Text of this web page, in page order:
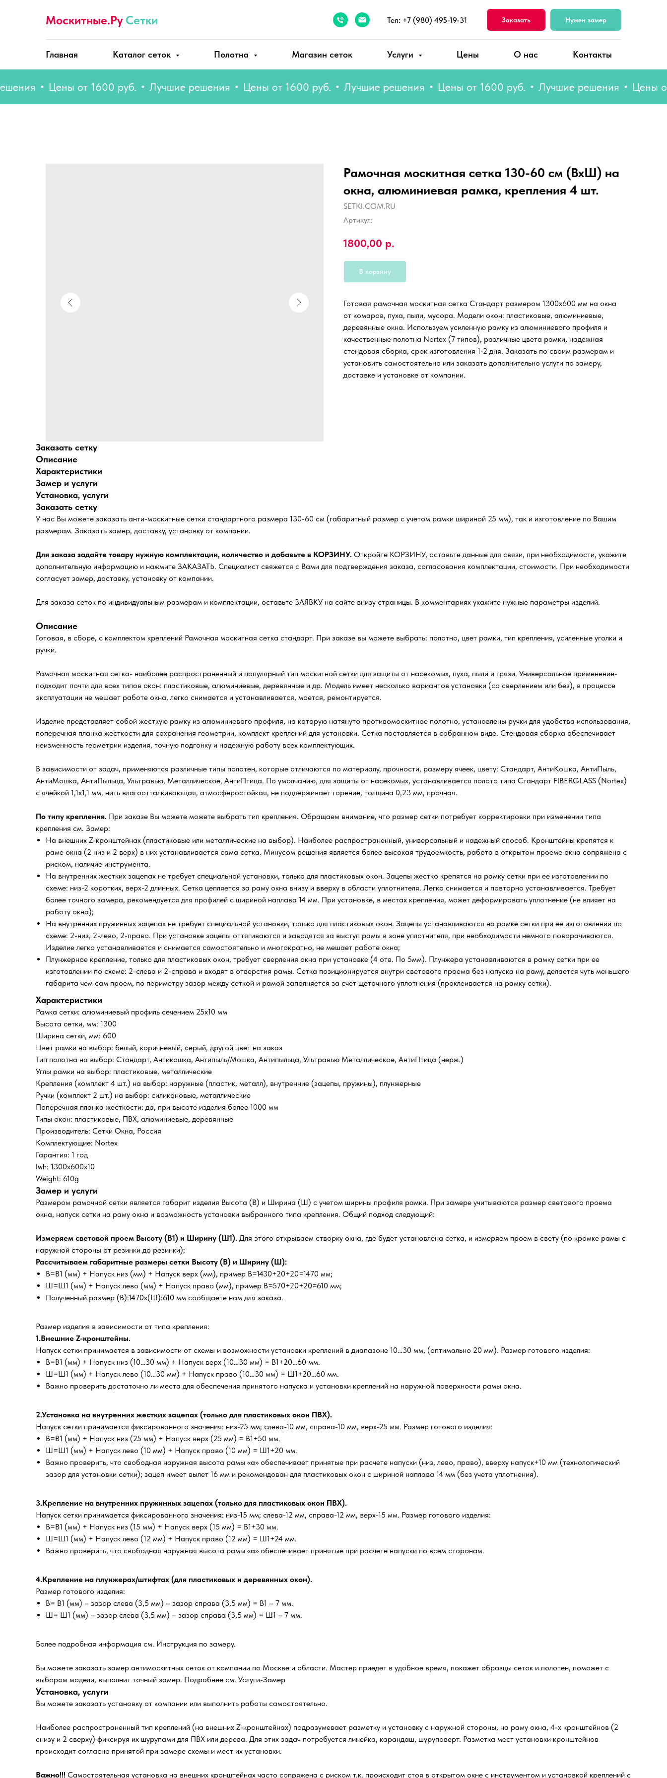
Москитные.Ру Сетки Тел: +7 (980) 495-19-31 Заказать Нужен замер
Главная Каталог сеток Полотна Магазин сеток Услуги Цены О нас Контакты
Цены от 1600 руб. Лучшие решения Цены от 1600 руб. Лучшие решения Цены от 1600 руб. Лучшие решения Цены от
Рамочная москитная сетка 130-60 см (ВхШ) на
окна, алюминиевая рамка, крепления 4 шт.
SETKI.COM.RU
Артикул:
1800,00 р.
В корзину
Готовая рамочная москитная сетка Стандарт размером 1300х600 мм на окна
от комаров, пуха, пыли, мусора. Модели окон: пластиковые, алюминиевые,
деревянные окна. Используем усиленную рамку из алюминиевого профиля и
качественные полотна Nortex (7 типов), различные цвета рамки, надежная
стендовая сборка, срок изготовления 1-2 дня. Заказать по своим размерам и
установить самостоятельно или заказать дополнительно услуги по замеру,
доставке и установке от компании.
Заказать сетку
Описание
Характеристики
Замер и услуги
Установка, услуги
Заказать сетку
У нас Вы можете заказать анти-москитные сетки стандартного размера 130-60 см (габаритный размер с учетом рамки шириной 25 мм), так и изготовление по Вашим
размерам. Заказать замер, доставку, установку от компании.
Для заказа задайте товару нужную комплектации, количество и добавьте в КОРЗИНУ. Откройте КОРЗИНУ, оставьте данные для связи, при необходимости, укажите
дополнительную информацию и нажмите ЗАКАЗАТЬ. Специалист свяжется с Вами для подтверждения заказа, согласования комплектации, стоимости. При необходимости
согласует замер, доставку, установку от компании.
Для заказа сеток по индивидуальным размерам и комплектации, оставьте ЗАЯВКУ на сайте внизу страницы. В комментариях укажите нужные параметры изделий.
Описание
Готовая, в сборе, с комплектом креплений Рамочная москитная сетка стандарт. При заказе вы можете выбрать: полотно, цвет рамки, тип крепления, усиленные уголки и
ручки.
Рамочная москитная сетка- наиболее распространенный и популярный тип москитной сетки для защиты от насекомых, пуха, пыли и грязи. Универсальное применение-
подходит почти для всех типов окон: пластиковые, алюминиевые, деревянные и др. Модель имеет несколько вариантов установки (со сверлением или без), в процессе
эксплуатации не мешает работе окна, легко снимается и устанавливается, моется, ремонтируется.
Изделие представляет собой жесткую рамку из алюминиевого профиля, на которую натянуто противомоскитное полотно, установлены ручки для удобства использования,
поперечная планка жесткости для сохранения геометрии, комплект креплений для установки. Сетка поставляется в собранном виде. Стендовая сборка обеспечивает
неизменность геометрии изделия, точную подгонку и надежную работу всех комплектующих.
В зависимости от задач, применяются различные типы полотен, которые отличаются по материалу, прочности, размеру ячеек, цвету: Стандарт, АнтиКошка, АнтиПыль,
АнтиМошка, АнтиПыльца, Ультравью, Металлическое, АнтиПтица. По умолчанию, для защиты от насекомых, устанавливается полото типа Стандарт FIBERGLASS (Nortex)
с ячейкой 1,1х1,1 мм, нить влагоотталкивающая, атмосферостойкая, не поддерживает горение, толщина 0,23 мм, прочная.
По типу крепления. При заказе Вы можете можете выбрать тип крепления. Обращаем внимание, что размер сетки потребует корректировки при изменении типа
крепления см. Замер:
На внешних Z-кронштейнах (пластиковые или металлические на выбор). Наиболее распространенный, универсальный и надежный способ. Кронштейны крепятся к
раме окна (2 низ и 2 верх) в них устанавливается сама сетка. Минусом решения является более высокая трудоемкость, работа в открытом проеме окна сопряжена с
риском, наличие инструмента.
На внутренних жестких зацепах не требует специальной установки, только для пластиковых окон. Зацепы жестко крепятся на рамку сетки при ее изготовлении по
схеме: низ-2 коротких, верх-2 длинных. Сетка цепляется за раму окна внизу и вверху в области уплотнителя. Легко снимается и повторно устанавливается. Требует
более точного замера, рекомендуется для профилей с шириной наплава 14 мм. При установке, в местах крепления, может деформировать уплотнение (не влияет на
работу окна);
На внутренних пружинных зацепах не требует специальной установки, только для пластиковых окон. Зацепы устанавливаются на рамке сетки при ее изготовлении по
схеме: 2-низ, 2-лево, 2-право. При установке зацепы оттягиваются и заводятся за выступ рамы в зоне уплотнителя, при необходимости немного поворачиваются.
Изделие легко устанавливается и снимается самостоятельно и многократно, не мешает работе окна;
Плунжерное крепление, только для пластиковых окон, требует сверления окна при установке (4 отв. По 5мм). Плунжера устанавливаются в рамку сетки при ее
изготовлении по схеме: 2-слева и 2-справа и входят в отверстия рамы. Сетка позиционируется внутри светового проема без напуска на раму, делается чуть меньшего
габарита чем сам проем, по периметру зазор между сеткой и рамой заполняется за счет щеточного уплотнения (проклеивается на рамку сетки).
Характеристики
Рамка сетки: алюминиевый профиль сечением 25х10 мм
Высота сетки, мм: 1300
Ширина сетки, мм: 600
Цвет рамки на выбор: белый, коричневый, серый, другой цвет на заказ
Тип полотна на выбор: Стандарт, Антикошка, Антипыль/Мошка, Антипыльца, Ультравью Металлическое, АнтиПтица (нерж.)
Углы рамки на выбор: пластиковые, металлические
Крепления (комплект 4 шт.) на выбор: наружные (пластик, металл), внутренние (зацепы, пружины), плунжерные
Ручки (комплект 2 шт.) на выбор: силиконовые, металлические
Поперечная планка жесткости: да, при высоте изделия более 1000 мм
Типы окон: пластиковые, ПВХ, алюминиевые, деревянные
Производитель: Сетки Окна, Россия
Комплектующие: Nortex
Гарантия: 1 год
lwh: 1300x600x10
Weight: 610g
Замер и услуги
Размером рамочной сетки является габарит изделия Высота (В) и Ширина (Ш) с учетом ширины профиля рамки. При замере учитываются размер светового проема
окна, напуск сетки на раму окна и возможность установки выбранного типа крепления. Общий подход следующий:
Измеряем световой проем Высоту (В1) и Ширину (Ш1). Для этого открываем створку окна, где будет установлена сетка, и измеряем проем в свету (по кромке рамы с
наружной стороны от резинки до резинки);
Рассчитываем габаритные размеры сетки Высоту (В) и Ширину (Ш):
В=В1 (мм) + Напуск низ (мм) + Напуск верх (мм), пример В=1430+20+20=1470 мм;
Ш=Ш1 (мм) + Напуск лево (мм) + Напуск право (мм), пример В=570+20+20=610 мм;
Полученный размер (В):1470х(Ш):610 мм сообщаете нам для заказа.
Размер изделия в зависимости от типа крепления:
1.Внешние Z-кронштейны.
Напуск сетки принимается в зависимости от схемы и возможности установки креплений в диапазоне 10…30 мм, (оптимально 20 мм). Размер готового изделия:
В=В1 (мм) + Напуск низ (10…30 мм) + Напуск верх (10…30 мм) = В1+20…60 мм.
Ш=Ш1 (мм) + Напуск лево (10…30 мм) + Напуск право (10…30 мм) = Ш1+20…60 мм.
Важно проверить достаточно ли места для обеспечения принятого напуска и установки креплений на наружной поверхности рамы окна.
2.Установка на внутренних жестких зацепах (только для пластиковых окон ПВХ).
Напуск сетки принимается фиксированного значения: низ-25 мм; слева-10 мм, справа-10 мм, верх-25 мм. Размер готового изделия:
В=В1 (мм) + Напуск низ (25 мм) + Напуск верх (25 мм) = В1+50 мм.
Ш=Ш1 (мм) + Напуск лево (10 мм) + Напуск право (10 мм) = Ш1+20 мм.
Важно проверить, что свободная наружная высота рамы «а» обеспечивает принятые при расчете напуски (низ, лево, право), вверху напуск+10 мм (технологический
зазор для установки сетки); зацеп имеет вылет 16 мм и рекомендован для пластиковых окон с шириной наплава 14 мм (без учета уплотнения).
3.Крепление на внутренних пружинных зацепах (только для пластиковых окон ПВХ).
Напуск сетки принимается фиксированного значения: низ-15 мм; слева-12 мм, справа-12 мм, верх-15 мм. Размер готового изделия:
В=В1 (мм) + Напуск низ (15 мм) + Напуск верх (15 мм) = В1+30 мм.
Ш=Ш1 (мм) + Напуск лево (12 мм) + Напуск право (12 мм) = Ш1+24 мм.
Важно проверить, что свободная наружная высота рамы «а» обеспечивает принятые при расчете напуски по всем сторонам.
4.Крепление на плунжерах/штифтах (для пластиковых и деревянных окон).
Размер готового изделия:
В= В1 (мм) – зазор слева (3,5 мм) – зазор справа (3,5 мм) = В1 – 7 мм.
Ш= Ш1 (мм) – зазор слева (3,5 мм) – зазор справа (3,5 мм) = Ш1 – 7 мм.
Более подробная информация см. Инструкция по замеру.
Вы можете заказать замер антимоскитных сеток от компании по Москве и области. Мастер приедет в удобное время, покажет образцы сеток и полотен, поможет с
выбором модели, выполнит точный замер. Подробнее см. Услуги-Замер
Установка, услуги
Вы можете заказать установку от компании или выполнить работы самостоятельно.
Наиболее распространенный тип креплений (на внешних Z-кронштейнах) подразумевает разметку и установку с наружной стороны, на раму окна, 4-х кронштейнов (2
снизу и 2 сверху) фиксируя их шурупами для ПВХ или дерева. Для этих задач потребуется линейка, карандаш, шуруповерт. Разметка мест установки кронштейнов
происходит согласно принятой при замере схемы и мест их установки.
Важно!!! Самостоятельная установка на внешних кронштейнах часто сопряжена с риском т.к. происходит стоя в открытом окне с инструментом и установкой креплений с